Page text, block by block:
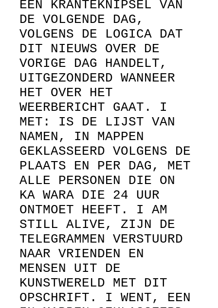
EEN KRANTEKNIPSEL VAN
DE VOLGENDE DAG,
VOLGENS DE LOGICA DAT
DIT NIEUWS OVER DE
VORIGE DAG HANDELT,
UITGEZONDERD WANNEER
HET OVER HET
WEERBERICHT GAAT. I
MET: IS DE LIJST VAN
NAMEN, IN MAPPEN
GEKLASSEERD VOLGENS DE
PLAATS EN PER DAG, MET
ALLE PERSONEN DIE ON
KA WARA DIE 24 UUR
ONTMOET HEEFT. I AM
STILL ALIVE, ZIJN DE
TELEGRAMMEN VERSTUURD
NAAR VRIENDEN EN
MENSEN UIT DE
KUNSTWERELD MET DIT
OPSCHRIFT. I WENT, EEN